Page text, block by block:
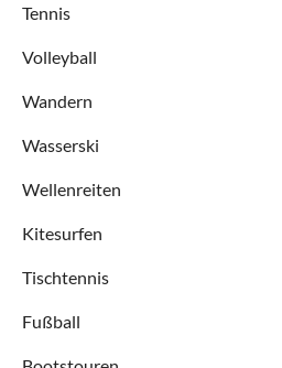
Tennis
Volleyball
Wandern
Wasserski
Wellenreiten
Kitesurfen
Tischtennis
Fußball